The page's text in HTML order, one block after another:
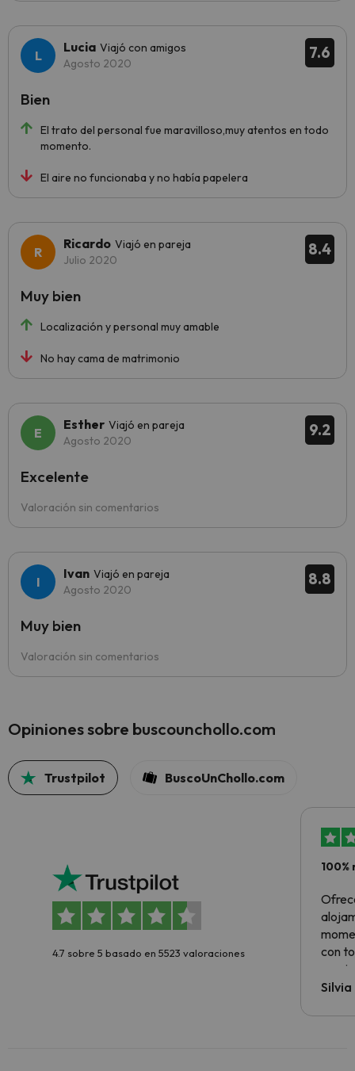
7.6
Lucia Viajó con amigos
Agosto 2020
El trato del personal fue maravilloso,muy atentos en todo
momento.
El aire no funcionaba y no había papelera
Bien
8.4
Ricardo Viajó en pareja
Julio 2020
Localización y personal muy amable
No hay cama de matrimonio
Muy bien
9.2
Esther Viajó en pareja
Agosto 2020
Valoración sin comentarios
Excelente
8.8
Ivan Viajó en pareja
Agosto 2020
Valoración sin comentarios
Muy bien
Opiniones sobre buscounchollo.com
Trustpilot BuscoUnChollo.com
4.7 sobre 5 basado en 5523 valoraciones
con